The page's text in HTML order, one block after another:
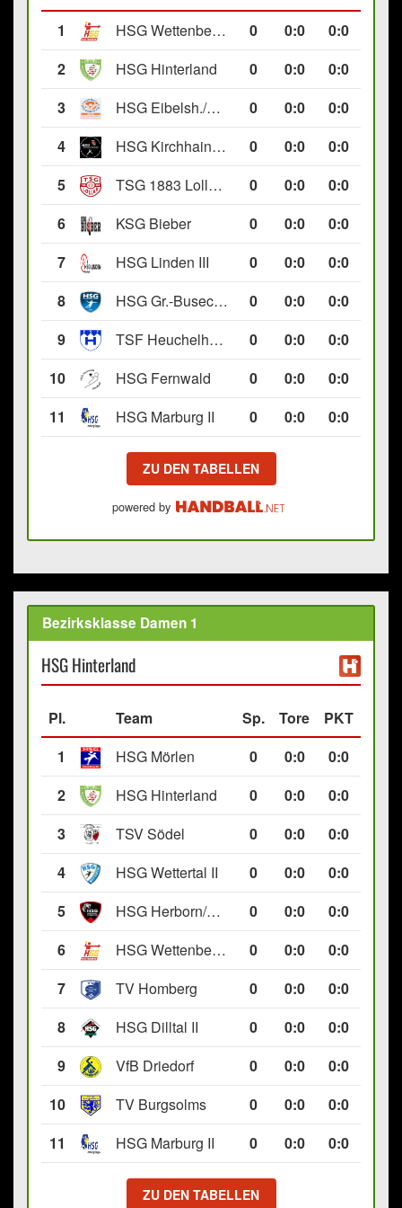
1
HSG Wettenberg III 0 0:0
0:0
2
HSG Hinterland 0 0:0
0:0
3
HSG Eibelsh./Ewersb. II 0 0:0
0:0
4
HSG Kirchhain/Neustadt II 0 0:0
0:0
5
TSG 1883 Lollar II 0 0:0
0:0
6
KSG Bieber 0 0:0
0:0
7
HSG Linden III 0 0:0
0:0
8
HSG Gr.-Buseck/Beuern II 0 0:0
0:0
9
TSF Heuchelheim II 0 0:0
0:0
10
HSG Fernwald 0 0:0
0:0
11
HSG Marburg II 0 0:0 0:0
ZU DEN TABELLEN
powered by
Bezirksklasse Damen 1
HSG Hinterland
Pl. Team Sp. Tore
PKT
1
HSG Mörlen 0 0:0
0:0
2
HSG Hinterland 0 0:0
0:0
3
TSV Södel 0 0:0
0:0
4
HSG Wettertal II 0 0:0
0:0
5
HSG Herborn/Seelbach 0 0:0
0:0
6
HSG Wettenberg III 0 0:0
0:0
7
TV Homberg 0 0:0
0:0
8
HSG Dilltal II 0 0:0
0:0
9
VfB Driedorf 0 0:0
0:0
10
TV Burgsolms 0 0:0
0:0
11
HSG Marburg II 0 0:0 0:0
ZU DEN TABELLEN